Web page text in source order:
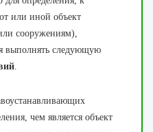
или иной объект
сооружениям),
выполнять следующую
.
чем является объект